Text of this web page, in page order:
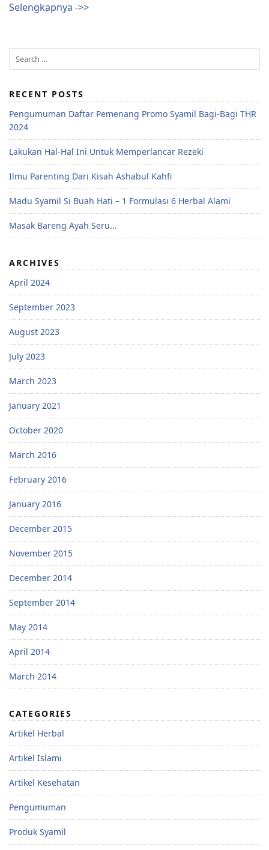
Selengkapnya ->>
RECENT POSTS
Pengumuman Daftar Pemenang Promo Syamil Bagi-Bagi THR
2024
Lakukan Hal-Hal Ini Untuk Memperlancar Rezeki
Ilmu Parenting Dari Kisah Ashabul Kahfi
Madu Syamil Si Buah Hati – 1 Formulasi 6 Herbal Alami
Masak Bareng Ayah Seru…
ARCHIVES
April 2024
September 2023
August 2023
July 2023
March 2023
January 2021
October 2020
March 2016
February 2016
January 2016
December 2015
November 2015
December 2014
September 2014
May 2014
April 2014
March 2014
CATEGORIES
Artikel Herbal
Artikel Islami
Artikel Kesehatan
Pengumuman
Produk Syamil